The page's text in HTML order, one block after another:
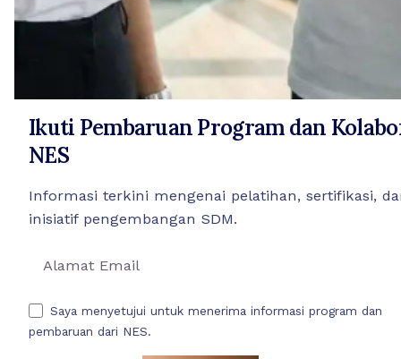
Ikuti Pembaruan Program dan
NES
Informasi terkini mengenai pelatihan, sertifikasi,
inisiatif pengembangan SDM.
Saya menyetujui untuk menerima informasi program dan
pembaruan dari NES.